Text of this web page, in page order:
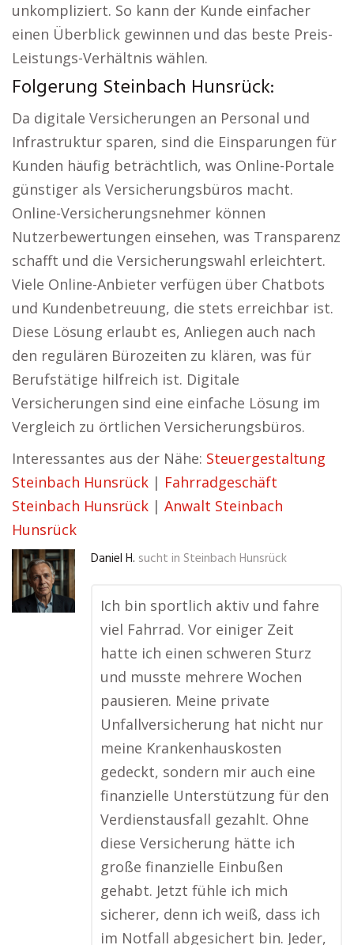
unkompliziert. So kann der Kunde einfacher
einen Überblick gewinnen und das beste Preis-
Leistungs-Verhältnis wählen.
Folgerung Steinbach Hunsrück:
Da digitale Versicherungen an Personal und
Infrastruktur sparen, sind die Einsparungen für
Kunden häufig beträchtlich, was Online-Portale
günstiger als Versicherungsbüros macht.
Online-Versicherungsnehmer können
Nutzerbewertungen einsehen, was Transparenz
schafft und die Versicherungswahl erleichtert.
Viele Online-Anbieter verfügen über Chatbots
und Kundenbetreuung, die stets erreichbar ist.
Diese Lösung erlaubt es, Anliegen auch nach
den regulären Bürozeiten zu klären, was für
Berufstätige hilfreich ist. Digitale
Versicherungen sind eine einfache Lösung im
Vergleich zu örtlichen Versicherungsbüros.
Interessantes aus der Nähe: Steuergestaltung
Steinbach Hunsrück | Fahrradgeschäft
Steinbach Hunsrück | Anwalt Steinbach
Hunsrück
Daniel H. sucht in Steinbach Hunsrück
Ich bin sportlich aktiv und fahre
viel Fahrrad. Vor einiger Zeit
hatte ich einen schweren Sturz
und musste mehrere Wochen
pausieren. Meine private
Unfallversicherung hat nicht nur
meine Krankenhauskosten
gedeckt, sondern mir auch eine
finanzielle Unterstützung für den
Verdienstausfall gezahlt. Ohne
diese Versicherung hätte ich
große finanzielle Einbußen
gehabt. Jetzt fühle ich mich
sicherer, denn ich weiß, dass ich
im Notfall abgesichert bin. Jeder,